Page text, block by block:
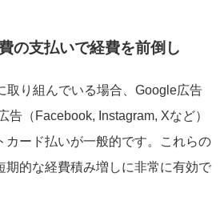
の支払いで経費を前倒し
取り組んでいる場合、Google広告
告（Facebook, Instagram, Xなど）
カード払いが一般的です。これらの
期的な経費積み増しに非常に有効で